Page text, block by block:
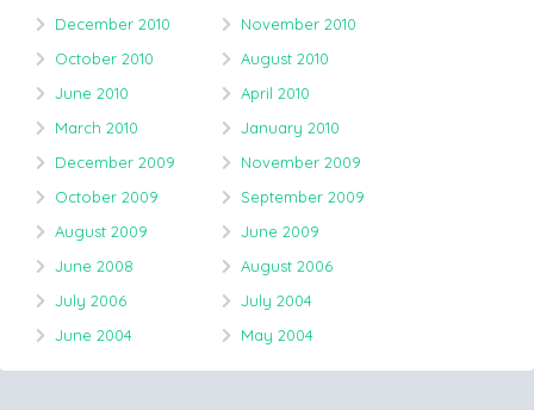
December 2010
November 2010
October 2010
August 2010
June 2010
April 2010
March 2010
January 2010
December 2009
November 2009
October 2009
September 2009
August 2009
June 2009
June 2008
August 2006
July 2006
July 2004
June 2004
May 2004